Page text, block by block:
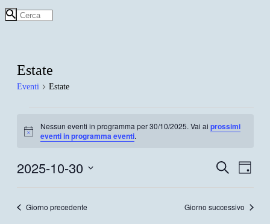
Estate
Eventi Estate
for
Notice
Nessun eventi in programma per 30/10/2025. Vai ai prossimi
eventi in programma eventi.
Eventi
viste
Cerca
Viste
Giorno
2025-10-30
data.Giorno precedente Giorno successivo